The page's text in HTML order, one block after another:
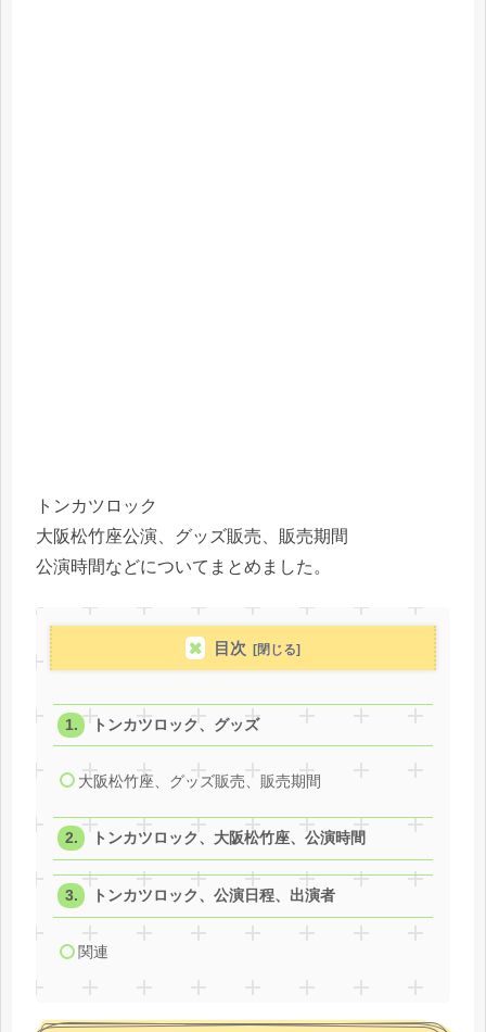
トンカツロック
大阪松竹座公演、グッズ販売、販売期間
公演時間などについてまとめました。
目次
トンカツロック、グッズ
大阪松竹座、グッズ販売、販売期間
トンカツロック、大阪松竹座、公演時間
トンカツロック、公演日程、出演者
関連